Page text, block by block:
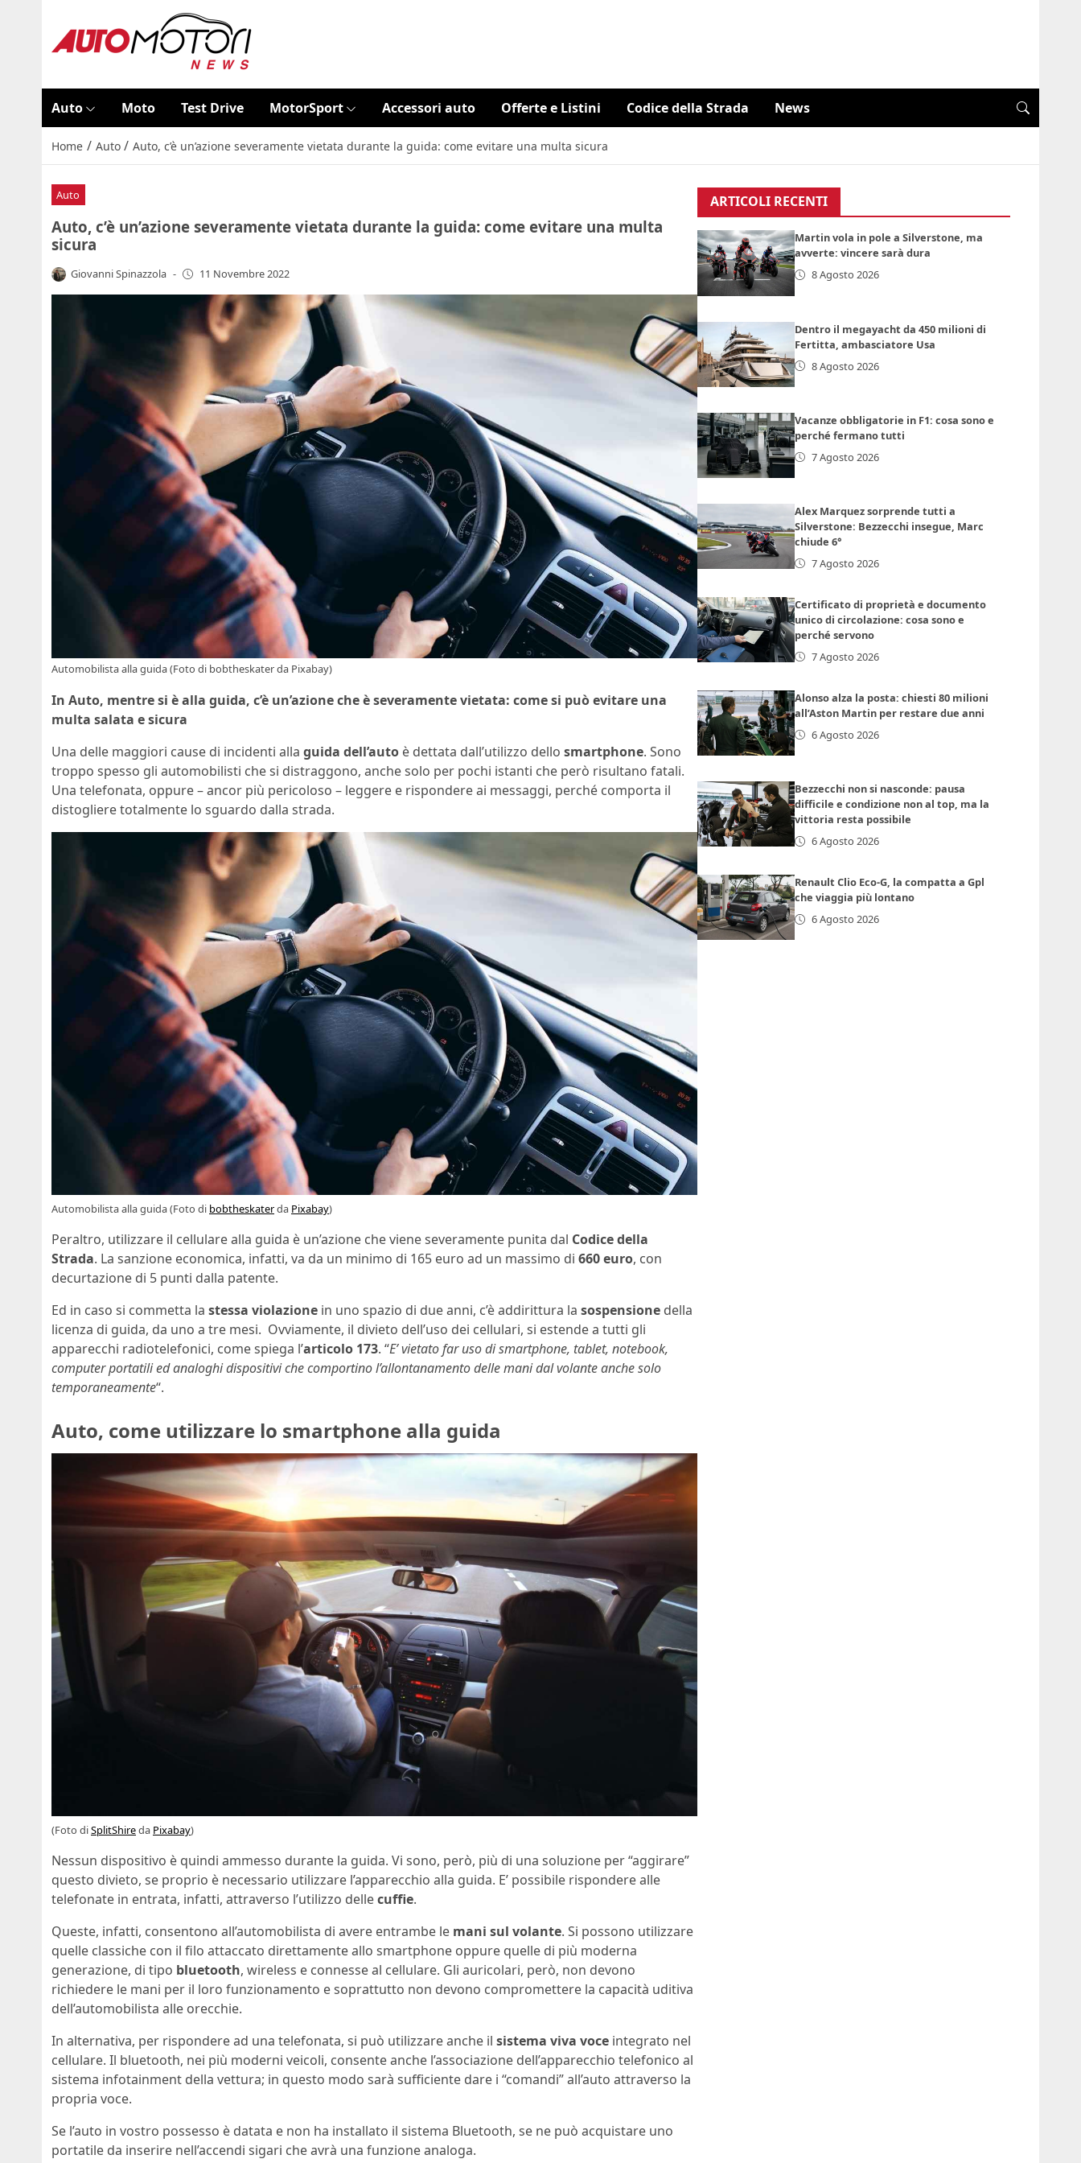
Auto Moto Test Drive MotorSport Accessori auto Offerte e Listini Codice della Strada News
Home / Auto / Auto, c’è un’azione severamente vietata durante la guida: come evitare una multa sicura
Auto
Auto, c’è un’azione severamente vietata durante la guida: come evitare una multa
sicura
Giovanni Spinazzola - 11 Novembre 2022
Automobilista alla guida (Foto di bobtheskaterda Pixabay)
In Auto, mentre si è alla guida, c’è un’azione che è severamente vietata: come si può evitare una
multa salata e sicura
Una delle maggiori cause di incidenti alla guida dell’auto è dettata dall’utilizzo dello smartphone. Sono
troppo spesso gli automobilisti che si distraggono, anche solo per pochi istanti che però risultano fatali.
Una telefonata, oppure – ancor più pericoloso – leggere e rispondere ai messaggi, perché comporta il
distogliere totalmente lo sguardo dalla strada.
Automobilista alla guida (Foto di bobtheskaterda Pixabay)
Peraltro, utilizzare il cellulare alla guida è un’azione che viene severamente punita dal Codice della
Strada. La sanzione economica, infatti, va da un minimo di 165 euro ad un massimo di 660 euro, con
decurtazione di 5 punti dalla patente.
Ed in caso si commetta la stessa violazione in uno spazio di due anni, c’è addirittura la sospensione della
licenza di guida, da uno a tre mesi. Ovviamente, il divieto dell’uso dei cellulari, si estende a tutti gli
apparecchi radiotelefonici, come spiega l’articolo 173. “E’ vietato far uso di smartphone, tablet, notebook,
computer portatili ed analoghi dispositivi che comportino l’allontanamento delle mani dal volante anche solo
temporaneamente“.
Auto, come utilizzare lo smartphone alla guida
(Foto diSplitShireda Pixabay)
Nessun dispositivo è quindi ammesso durante la guida. Vi sono, però, più di una soluzione per “aggirare”
questo divieto, se proprio è necessario utilizzare l’apparecchio alla guida. E’ possibile rispondere alle
telefonate in entrata, infatti, attraverso l’utilizzo dellecuffie.
Queste, infatti, consentono all’automobilista di avere entrambe le mani sul volante. Si possono utilizzare
quelle classiche con il filo attaccato direttamente allo smartphone oppure quelle di più moderna
generazione, di tipo bluetooth, wireless e connesse al cellulare. Gli auricolari, però, non devono
richiedere le mani per il loro funzionamento e soprattutto non devono compromettere la capacità uditiva
dell’automobilista alle orecchie.
In alternativa, per rispondere ad una telefonata, si può utilizzare anche il sistema viva voce integrato nel
cellulare. Il bluetooth, nei più moderni veicoli, consente anche l’associazione dell’apparecchio telefonico al
sistema infotainment della vettura; in questo modo sarà sufficiente dare i “comandi” all’auto attraverso la
propria voce.
Se l’auto in vostro possesso è datata e non ha installato il sistema Bluetooth, se ne può acquistare uno
portatile da inserire nell’accendi sigari che avrà una funzione analoga.
ARTICOLI RECENTI
Martin vola in pole a Silverstone, ma
avverte: vincere sarà dura
8 Agosto 2026
Dentro il megayacht da 450 milioni di
Fertitta, ambasciatore Usa
8 Agosto 2026
Vacanze obbligatorie in F1: cosa sono e
perché fermano tutti
7 Agosto 2026
Alex Marquez sorprende tutti a
Silverstone: Bezzecchi insegue, Marc
chiude 6°
7 Agosto 2026
Certificato di proprietà e documento
unico di circolazione: cosa sono e
perché servono
7 Agosto 2026
Alonso alza la posta: chiesti 80 milioni
all’Aston Martin per restare due anni
6 Agosto 2026
Bezzecchi non si nasconde: pausa
difficile e condizione non al top, ma la
vittoria resta possibile
6 Agosto 2026
Renault Clio Eco-G, la compatta a Gpl
che viaggia più lontano
6 Agosto 2026